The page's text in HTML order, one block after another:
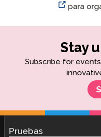
para
Stay
Subscribe for
Pruebas